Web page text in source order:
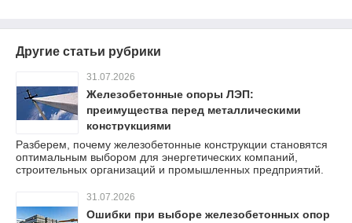
Другие статьи рубрики
31.07.2026
Железобетонные опоры ЛЭП:
преимущества перед металлическими
конструкциями
Разберем, почему железобетонные конструкции становятся
оптимальным выбором для энергетических компаний,
строительных организаций и промышленных предприятий.
31.07.2026
Ошибки при выборе железобетонных опор